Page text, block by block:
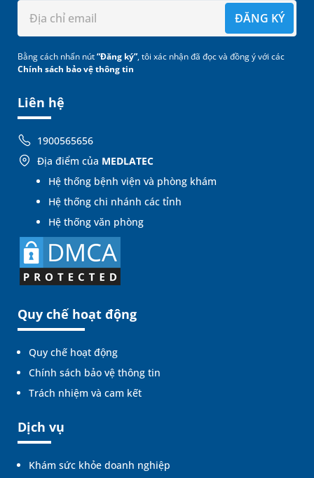
Liên hệ
1900565656
Địa điểm của MEDLATEC
Hệ thống bệnh viện và phòng khám
Hệ thống chi nhánh các tỉnh
Hệ thống văn phòng
Quy chế hoạt động
Quy chế hoạt động
Chính sách bảo vệ thông tin
Trách nhiệm và cam kết
Dịch vụ
Khám sức khỏe doanh nghiệp
ĐĂNG KÝ
Bằng cách nhấn nút“Đăng ký”, tôi xác nhận đã đọc và đồng ý với các
Chính sách bảo vệ thông tin